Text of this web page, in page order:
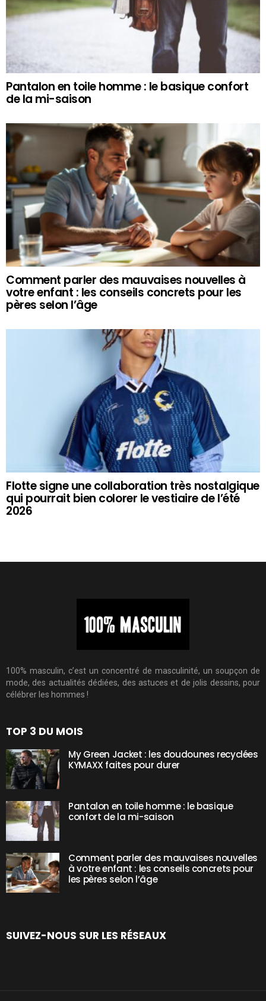
Pantalon en toile homme : le basique confort
de la mi-saison
Comment parler des mauvaises nouvelles à
votre enfant : les conseils concrets pour les
pères selon l’âge
Flotte signe une collaboration très nostalgique
qui pourrait bien colorer le vestiaire de l’été
2026
100% masculin, c’est un concentré de masculinité, un soupçon de
mode, des actualités dédiées, des astuces et de jolis dessins, pour
célébrer les hommes !
TOP 3 DU MOIS
My Green Jacket : les doudounes recyclées
KYMAXX faites pour durer
Pantalon en toile homme : le basique
confort de la mi-saison
Comment parler des mauvaises nouvelles
à votre enfant : les conseils concrets pour
les pères selon l’âge
SUIVEZ-NOUS SUR LES RÉSEAUX